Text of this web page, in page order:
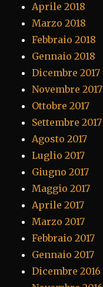
Aprile 2018
Marzo 2018
Febbraio 2018
Gennaio 2018
Dicembre 2017
Novembre 2017
Ottobre 2017
Settembre 2017
Agosto 2017
Luglio 2017
Giugno 2017
Maggio 2017
Aprile 2017
Marzo 2017
Febbraio 2017
Gennaio 2017
Dicembre 2016